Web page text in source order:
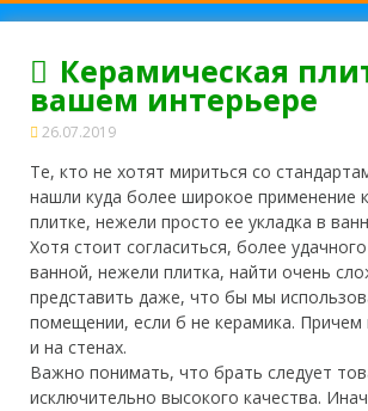
Керамическая
вашем интерьере
26.07.2019
Те, кто не хотят мириться со
нашли куда более широкое применение
плитке, нежели просто ее укладка в
Хотя стоит согласиться, более
ванной, нежели плитка, найти очень
представить даже, что бы мы
помещении, если б не керамика. Причем
и на стенах.
Важно понимать, что брать следует
исключительно высокого качества.